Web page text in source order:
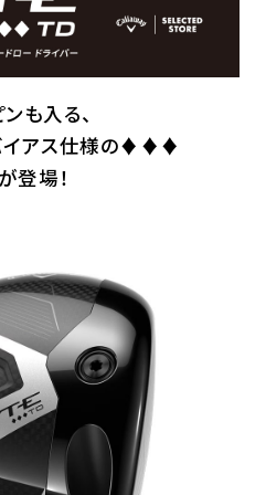
も入る、
イアス仕様の♦♦♦
登場！